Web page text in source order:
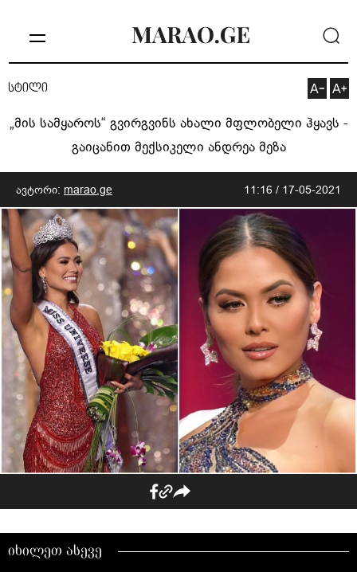
სტილი
„მის სამყაროს“ გვირგვინს ახალი მფლობელი ჰყავს -
გაიცანით მექსიკელი ანდრეა მეზა
ავტორი: marao.ge 11:16 / 17-05-2021
იხილეთ ასევე